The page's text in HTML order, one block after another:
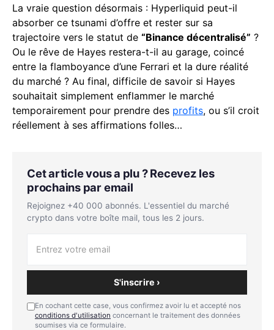
La vraie question désormais : Hyperliquid peut-il
absorber ce tsunami d’offre et rester sur sa
trajectoire vers le statut de “Binance décentralisé” ?
Ou le rêve de Hayes restera-t-il au garage, coincé
entre la flamboyance d’une Ferrari et la dure réalité
du marché ? Au final, difficile de savoir si Hayes
souhaitait simplement enflammer le marché
temporairement pour prendre des profits, ou s’il croit
réellement à ses affirmations folles…
Cet article vous a plu ? Recevez les
prochains par email
Rejoignez +40 000 abonnés. L'essentiel du marché
crypto dans votre boîte mail, tous les 2 jours.
S'inscrire ›
En cochant cette case, vous confirmez avoir lu et accepté nos
conditions d'utilisation concernant le traitement des données
soumises via ce formulaire.